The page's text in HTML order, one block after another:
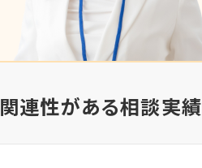
関連性がある相談実績